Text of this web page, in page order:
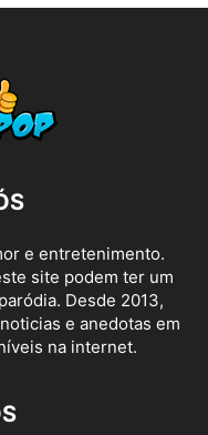
e entretenimento.
site podem ter um
Desde 2013,
e anedotas em
na internet.